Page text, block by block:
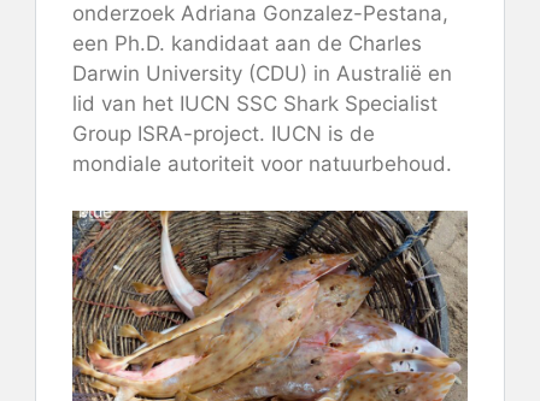
onderzoek Adriana Gonzalez-Pestana,
een Ph.D. kandidaat aan de Charles
Darwin University (CDU) in Australië en
lid van het IUCN SSC Shark Specialist
Group ISRA-project. IUCN is de
mondiale autoriteit voor natuurbehoud.